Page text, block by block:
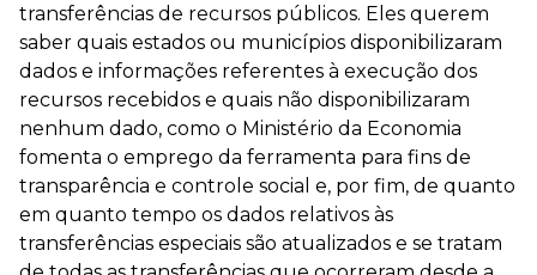
transferências de recursos públicos. Eles querem
saber quais estados ou municípios disponibilizaram
dados e informações referentes à execução dos
recursos recebidos e quais não disponibilizaram
nenhum dado, como o Ministério da Economia
fomenta o emprego da ferramenta para fins de
transparência e controle social e, por fim, de quanto
em quanto tempo os dados relativos às
transferências especiais são atualizados e se tratam